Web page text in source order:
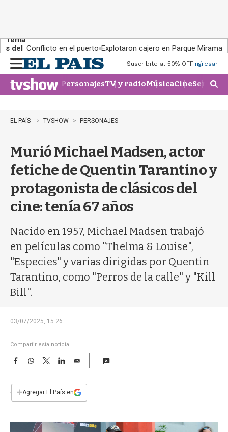
Tema
s del
día:
Conflicto en el puerto Explotaron cajero en Parque Miramar
n
u
Suscribite al 50% OFFIngresar
PersonajesTV y radioMúsicaCineSeries
M
o
�
s
EL PAÍS TVSHOW PERSONAJES
Murió Michael Madsen, actor
fetiche de Quentin Tarantino y
protagonista de clásicos del
cine: tenía 67 años
Nacido en 1957, Michael Madsen trabajó
en películas como "Thelma & Louise",
"Especies" y varias dirigidas por Quentin
Tarantino, como "Perros de la calle" y "Kill
Bill".
03/07/2025, 15:26
Compartir esta noticia
F
e
b
W
s
p
T
w
t
L
E
i
l
+Agregar El País en